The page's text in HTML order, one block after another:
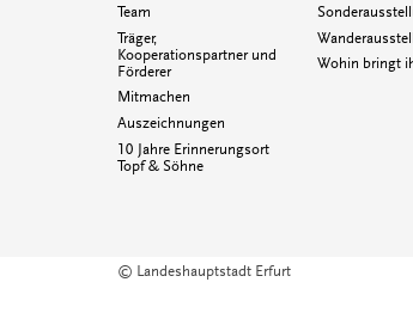
Team
Träger,
Kooperationspartner und
Förderer
Mitmachen
Auszeichnungen
10 Jahre Erinnerungsort
Topf & Söhne
Wohin bringt
© Landeshauptstadt Erfurt